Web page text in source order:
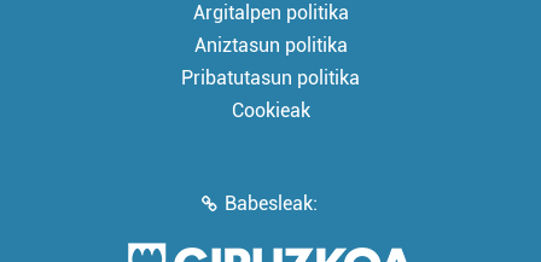
Argitalpen politika
Aniztasun politika
Pribatutasun politika
Cookieak
Babesleak: